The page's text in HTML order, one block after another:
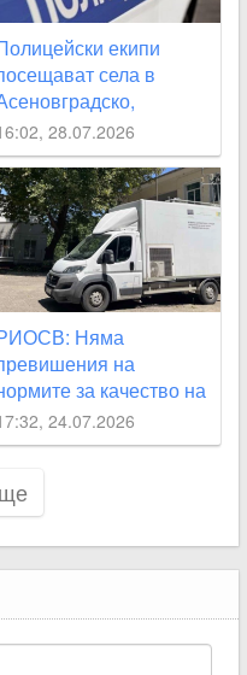
екипи
села в
“Родопи“
август
28.07.2026
Няма
на
за качество на
след пожара в
24.07.2026